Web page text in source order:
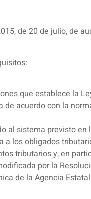
de 20 de julio, de
que establece la
acuerdo con la
al sistema previsto en
a los obligados
tributarios y, en
por la
de la Agencia